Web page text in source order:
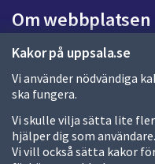
Kakor på uppsala.se
Vi använder nödvändiga
ska fungera.
Vi skulle vilja sätta lite
hjälper dig som användare.
Vi vill också sätta kakor
d
a
Om webbplatsen
Om webbplatsen
Allmänna handlingar
Behandling av
Kakor